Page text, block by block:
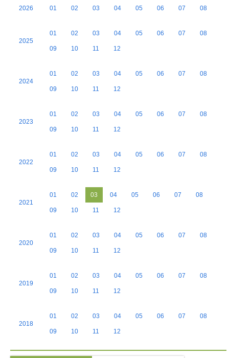
2026 01 02 03 04 05 06 07 08
2025
01 02 03 04 05 06 07 08
09 10 11 12
2024
01 02 03 04 05 06 07 08
09 10 11 12
2023
01 02 03 04 05 06 07 08
09 10 11 12
2022
01 02 03 04 05 06 07 08
09 10 11 12
2021
01 02 03 04 05 06 07 08
09 10 11 12
2020
01 02 03 04 05 06 07 08
09 10 11 12
2019
01 02 03 04 05 06 07 08
09 10 11 12
2018
01 02 03 04 05 06 07 08
09 10 11 12